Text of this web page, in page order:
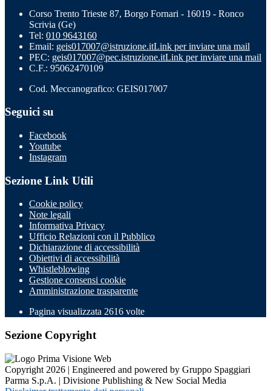
Corso Trento Trieste 87, Borgo Fornari - 16019 - Ronco
Scrivia (Ge)
Tel: 010 9643160
Email: geis017007@istruzione.itLink per inviare una mail
PEC: geis017007@pec.istruzione.itLink per inviare una mail
C.F.: 95062470109
Cod. Meccanografico: GEIS017007
Seguici su
Facebook
Youtube
Instagram
Sezione Link Utili
Cookie policy
Note legali
Informativa Privacy
Ufficio Relazioni con il Pubblico
Dichiarazione di accessibilità
Obiettivi di accessibilità
Whistleblowing
Gestione consensi cookie
Amministrazione trasparente
Pagina visualizzata 2616 volte
Sezione Copyright
Copyright 2026 | Engineered and powered by Gruppo Spaggiari
Parma S.p.A. | Divisione Publishing & New Social Media